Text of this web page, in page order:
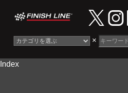
×
Information
Index